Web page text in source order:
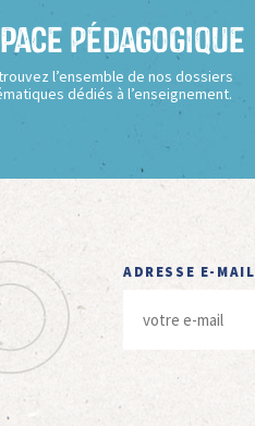
Pédagogique
l’ensemble de nos dossiers
dédiés à l’enseignement.
ADRESSE E-MAIL